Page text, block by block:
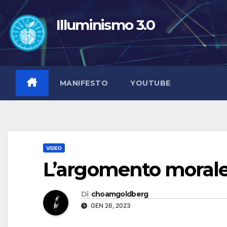
contenuto
Illuminismo 3.0
MANIFESTO YOUTUBE
VIDEO
L’argomento
Di choamgoldberg
GEN 26, 2023